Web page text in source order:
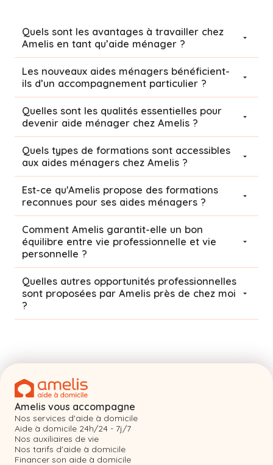
Quels sont les avantages à travailler chez
Amelis en tant qu’aide ménager ?
Les nouveaux aides ménagers bénéficient-
ils d’un accompagnement particulier ?
Quelles sont les qualités essentielles pour
devenir aide ménager chez Amelis ?
Quels types de formations sont accessibles
aux aides ménagers chez Amelis ?
Est-ce qu'Amelis propose des formations
reconnues pour ses aides ménagers ?
Comment Amelis garantit-elle un bon
équilibre entre vie professionnelle et vie
personnelle ?
Quelles autres opportunités professionnelles
sont proposées par Amelis près de chez moi
?
Amelis vous accompagne
Nos services d'aide à domicile
Aide à domicile 24h/24 - 7j/7
Nos auxiliaires de vie
Nos tarifs d'aide à domicile
Financer son aide à domicile